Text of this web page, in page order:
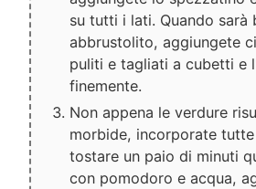
su tutti i lati. Quando sarà
abbrustolito, aggiungete
puliti e tagliati a cubetti e
finemente.
Non appena le verdure
morbide, incorporate
tostare un paio di minuti
con pomodoro e acqua,